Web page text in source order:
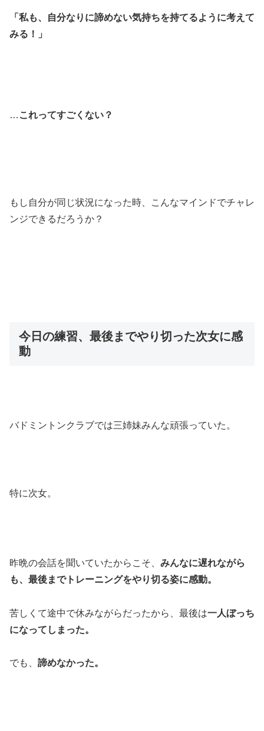
「私も、自分なりに諦めない気持ちを持てるように考えて
みる！」
… これってすごくない？
もし自分が同じ状況になった時、こんなマインドでチャレ
ンジできるだろうか？
今日の練習、最後までやり切った次女に感
動
バドミントンクラブでは三姉妹みんな頑張っていた。
特に次女。
昨晩の会話を聞いていたからこそ、 みんなに遅れながら
も、最後までトレーニングをやり切る姿に感動。
苦しくて途中で休みながらだったから、最後は一人ぼっち
になってしまった。
でも、 諦めなかった。